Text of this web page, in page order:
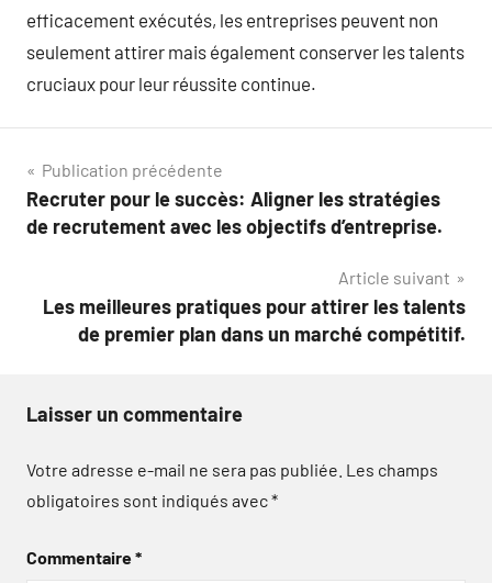
efficacement exécutés, les entreprises peuvent non
seulement attirer mais également conserver les talents
cruciaux pour leur réussite continue.
Navigation
de
Publication précédente
Recruter pour le succès: Aligner les stratégies
de recrutement avec les objectifs d’entreprise.
Article suivant
Les meilleures pratiques pour attirer les talents
de premier plan dans un marché compétitif.
Laisser un commentaire
Votre adresse e-mail ne sera pas publiée. Les champs
obligatoires sont indiqués avec*
Commentaire*